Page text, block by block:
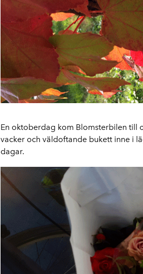
En oktoberdag kom Blomsterbilen till
vacker och väldoftande bukett inne i
dagar.